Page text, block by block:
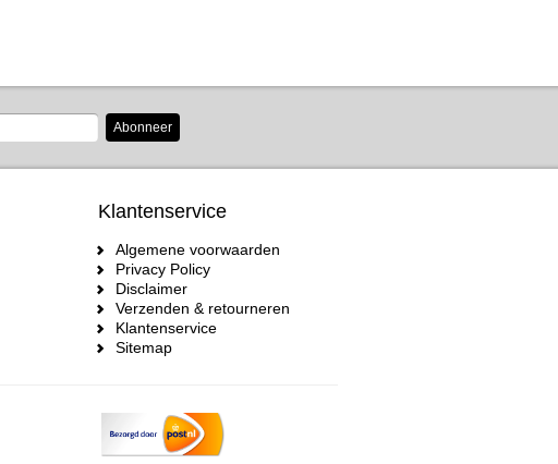
Abonneer
Klantenservice
Algemene voorwaarden
Privacy Policy
Disclaimer
Verzenden & retourneren
Klantenservice
Sitemap